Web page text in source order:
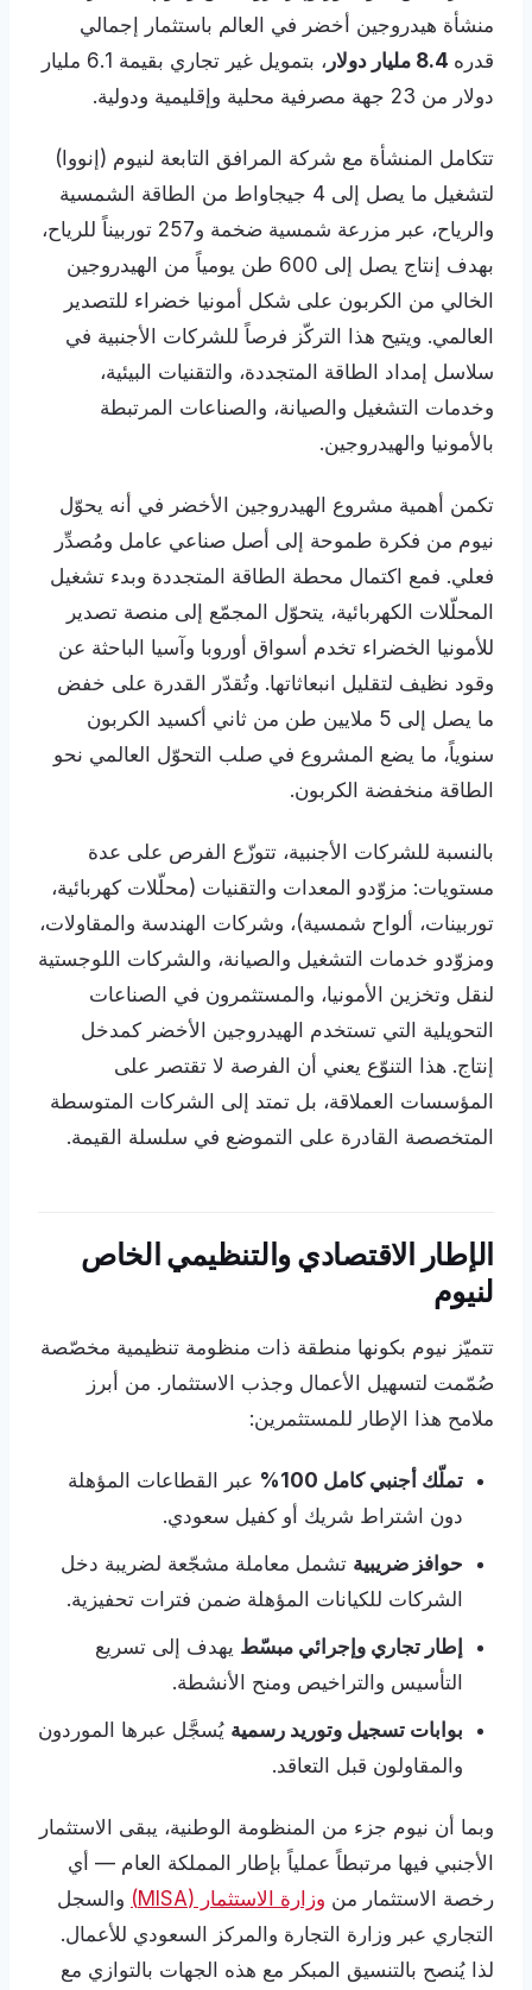
منشأة هيدروجين أخضر في العالم باستثمار إجمالي
قدره 8.4 مليار دولار
، بتمويل غير تجاري بقيمة 6.1 مليار
دولار من 23 جهة مصرفية محلية وإقليمية ودولية.
تتكامل المنشأة مع شركة المرافق التابعة لنيوم (إنووا)
لتشغيل ما يصل إلى 4 جيجاواط من الطاقة الشمسية
والرياح، عبر مزرعة شمسية ضخمة و257 توربيناً للرياح،
بهدف إنتاج يصل إلى 600 طن يومياً من الهيدروجين
الخالي من الكربون على شكل أمونيا خضراء للتصدير
العالمي. ويتيح هذا التركّز فرصاً للشركات الأجنبية في
سلاسل إمداد الطاقة المتجددة، والتقنيات البيئية،
وخدمات التشغيل والصيانة، والصناعات المرتبطة
بالأمونيا والهيدروجين.
تكمن أهمية مشروع الهيدروجين الأخضر في أنه يحوّل
نيوم من فكرة طموحة إلى أصل صناعي عامل ومُصدِّر
فعلي. فمع اكتمال محطة الطاقة المتجددة وبدء تشغيل
المحلّلات الكهربائية، يتحوّل المجمّع إلى منصة تصدير
للأمونيا الخضراء تخدم أسواق أوروبا وآسيا الباحثة عن
وقود نظيف لتقليل انبعاثاتها. وتُقدّر القدرة على خفض
ما يصل إلى 5 ملايين طن من ثاني أكسيد الكربون
سنوياً، ما يضع المشروع في صلب التحوّل العالمي نحو
الطاقة منخفضة الكربون.
بالنسبة للشركات الأجنبية، تتوزّع الفرص على عدة
مستويات: مزوّدو المعدات والتقنيات (محلّلات كهربائية،
توربينات، ألواح شمسية)، وشركات الهندسة والمقاولات،
ومزوّدو خدمات التشغيل والصيانة، والشركات اللوجستية
لنقل وتخزين الأمونيا، والمستثمرون في الصناعات
التحويلية التي تستخدم الهيدروجين الأخضر كمدخل
إنتاج. هذا التنوّع يعني أن الفرصة لا تقتصر على
المؤسسات العملاقة، بل تمتد إلى الشركات المتوسطة
المتخصصة القادرة على التموضع في سلسلة القيمة.
الإطار الاقتصادي والتنظيمي الخاص
لنيوم
تتميّز نيوم بكونها منطقة ذات منظومة تنظيمية مخصّصة
صُمّمت لتسهيل الأعمال وجذب الاستثمار. من أبرز
ملامح هذا الإطار للمستثمرين:
تملّك أجنبي كامل 100%
عبر القطاعات المؤهلة
دون اشتراط شريك أو كفيل سعودي.
حوافز ضريبية تشمل معاملة مشجّعة لضريبة دخل
الشركات للكيانات المؤهلة ضمن فترات تحفيزية.
إطار تجاري وإجرائي مبسّط يهدف إلى تسريع
التأسيس والتراخيص ومنح الأنشطة.
بوابات تسجيل وتوريد رسمية يُسجَّل عبرها الموردون
والمقاولون قبل التعاقد.
وبما أن نيوم جزء من المنظومة الوطنية، يبقى الاستثمار
الأجنبي فيها مرتبطاً عملياً بإطار المملكة العام — أي
رخصة الاستثمار من وزارة الاستثمار (MISA)
والسجل
التجاري عبر وزارة التجارة والمركز السعودي للأعمال.
لذا يُنصح بالتنسيق المبكر مع هذه الجهات بالتوازي مع